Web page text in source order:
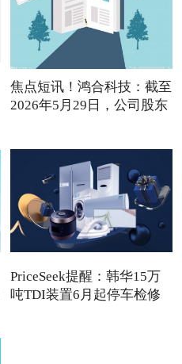
焦点短讯！鸿合科技：截至
2026年5月29日，公司股东
PriceSeek提醒：韩华15万
吨TDI装置6月起停车检修